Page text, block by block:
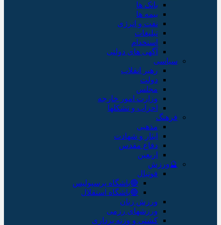
بانک ها
بیمه ها
نفت و انرژی
تبلیغات
استخدام
آگهی های دولتی
سیاسی
رهبر انقلاب
دولت
مجلس
وزارت امور خارجه
احزاب و تشکلها
فرهنگ
مذهبی
ایثار و شهادت
دفاع مقدس
اربعین
🔮ورزش
فوتبال
🔴باشگاه پرسپولیس
🔵باشگاه استقلال
ورزش زنان
ورزشهای رزمی
کشتی و وزنه برداری